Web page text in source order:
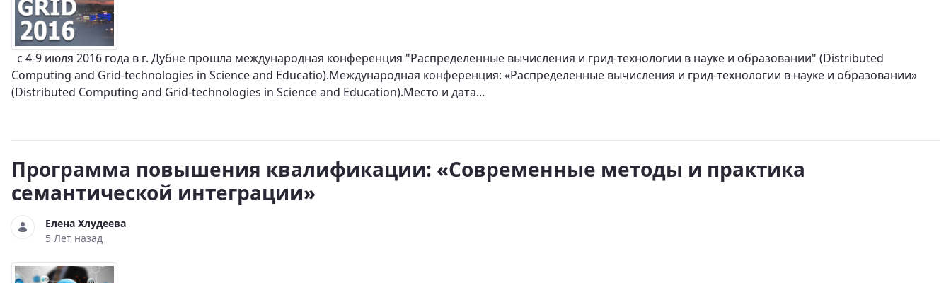
с 4-9 июля 2016 года в г. Дубне прошла международная конференция "Распределенные вычисления и грид-технологии в науке и образовании" (Distributed
Computing and Grid-technologies in Science and Educatio).Международная конференция: «Распределенные вычисления и грид-технологии в науке и образовании»
(Distributed Computing and Grid-technologies in Science and Education).Место и дата...
Программа повышения квалификации: «Современные методы и практика
семантической интеграции»
Елена Хлудеева
5 Лет назад